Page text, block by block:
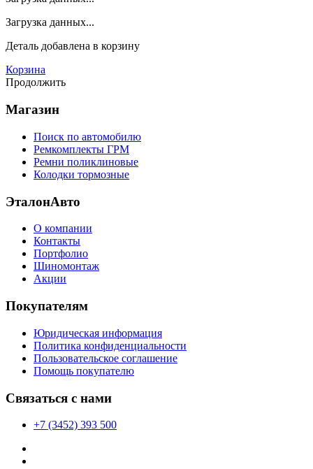
Загрузка данных...
Деталь добавлена в корзину
Корзина
Продолжить
Магазин
Поиск по автомобилю
Ремкомплекты ГРМ
Ремни поликлиновые
Колодки тормозные
ЭталонАвто
О компании
Контакты
Портфолио
Шиномонтаж
Акции
Покупателям
Юридическая информация
Политика конфиденциальности
Пользовательское соглашение
Помощь покупателю
Связаться с нами
+7 (3452) 393 500